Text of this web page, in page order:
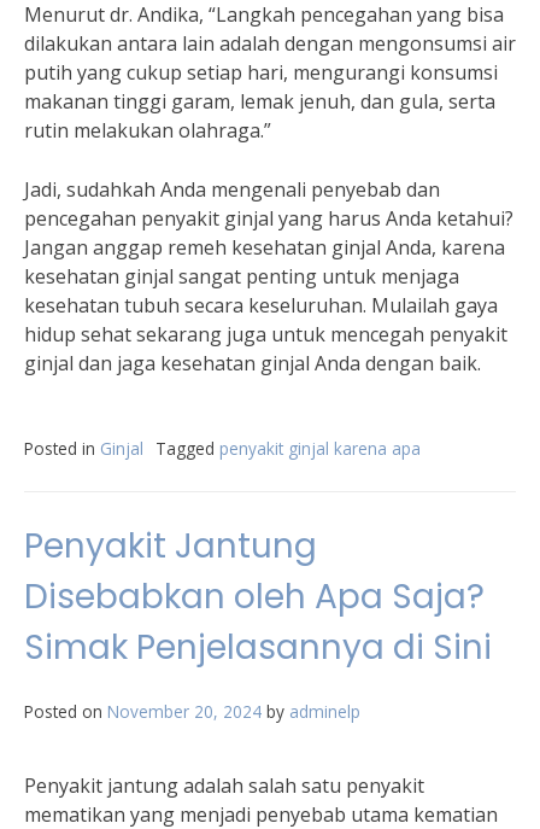
Menurut dr. Andika, “Langkah pencegahan yang bisa
dilakukan antara lain adalah dengan mengonsumsi air
putih yang cukup setiap hari, mengurangi konsumsi
makanan tinggi garam, lemak jenuh, dan gula, serta
rutin melakukan olahraga.”
Jadi, sudahkah Anda mengenali penyebab dan
pencegahan penyakit ginjal yang harus Anda ketahui?
Jangan anggap remeh kesehatan ginjal Anda, karena
kesehatan ginjal sangat penting untuk menjaga
kesehatan tubuh secara keseluruhan. Mulailah gaya
hidup sehat sekarang juga untuk mencegah penyakit
ginjal dan jaga kesehatan ginjal Anda dengan baik.
Posted in Ginjal Tagged penyakit ginjal karena apa
Penyakit Jantung
Disebabkan oleh Apa Saja?
Simak Penjelasannya di Sini
Posted on November 20, 2024 by adminelp
Penyakit jantung adalah salah satu penyakit
mematikan yang menjadi penyebab utama kematian